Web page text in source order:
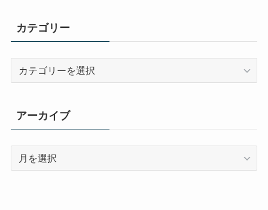
カテゴリー
リ
ー
アーカイブ